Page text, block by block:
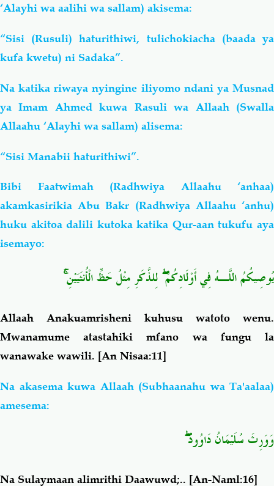
‘Alayhi wa aalihi wa sallam) akisema:
“Sisi (Rusuli) haturithiwi, tulichokiacha (baada ya
kufa kwetu) ni Sadaka”.
Na katika riwaya nyingine iliyomo ndani ya Musnad
ya Imam Ahmed kuwa Rasuli wa Allaah (Swalla
Allaahu ‘Alayhi wa sallam) alisema:
“Sisi Manabii haturithiwi”.
Bibi Faatwimah (Radhwiya Allaahu ‘anhaa)
akamkasirikia Abu Bakr (Radhwiya Allaahu ‘anhu)
huku akitoa dalili kutoka katika Qur-aan tukufu aya
isemayo:
يُوصِيكُمُ اللَّـهُ فِي أَوْلَادِكُمْ ۖ لِلذَّكَرِ مِثْلُ حَظِّ الْأُنثَيَيْنِ ۚ
Allaah Anakuamrisheni kuhusu watoto wenu.
Mwanamume atastahiki mfano wa fungu la
wanawake wawili. [An Nisaa:11]
Na akasema kuwa Allaah (Subhaanahu wa Ta'aalaa)
amesema:
وَوَرِثَ سُلَيْمَانُ دَاوُودَ ۖ
Na Sulaymaan alimrithi Daawuwd;.. [An-Naml:16]